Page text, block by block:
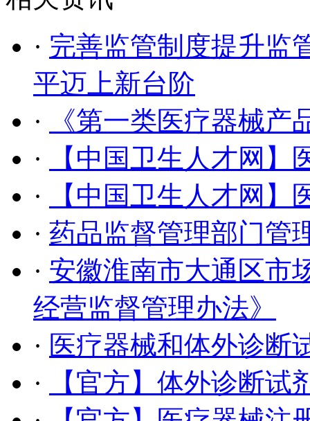
· 完善监管制度提升监
平迈上新台阶
·
《第一类医疗器械产
·
【中国卫生人才网
·
【中国卫生人才网
· 药品监督管理部门管
· 安徽淮南市大通区市
经营监督管理办法》
· 医疗器械和体外诊断
·
【官方】体外诊断